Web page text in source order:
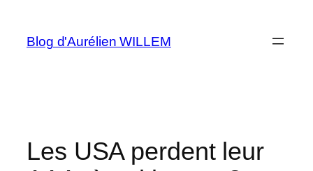
contenu
Blog d'Aurélien WILLEM
Les USA perdent leur